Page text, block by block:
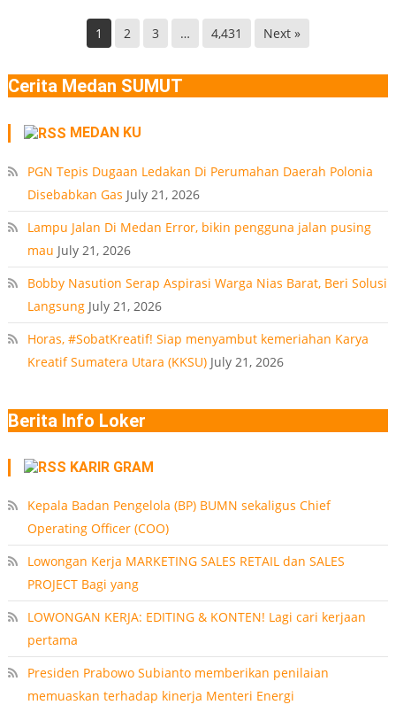
Ledakan
Rumah
Medan
1 2 3 … 4,431 Next »
Cerita Medan SUMUT
MEDAN KU
PGN Tepis Dugaan Ledakan Di Perumahan Daerah Polonia
Disebabkan Gas July 21, 2026
Lampu Jalan Di Medan Error, bikin pengguna jalan pusing
mau July 21, 2026
Bobby Nasution Serap Aspirasi Warga Nias Barat, Beri Solusi
Langsung July 21, 2026
Horas, #SobatKreatif! Siap menyambut kemeriahan Karya
Kreatif Sumatera Utara (KKSU) July 21, 2026
Berita Info Loker
KARIR GRAM
Kepala Badan Pengelola (BP) BUMN sekaligus Chief
Operating Officer (COO)
Lowongan Kerja MARKETING SALES RETAIL dan SALES
PROJECT Bagi yang
LOWONGAN KERJA: EDITING & KONTEN! Lagi cari kerjaan
pertama
Presiden Prabowo Subianto memberikan penilaian
memuaskan terhadap kinerja Menteri Energi